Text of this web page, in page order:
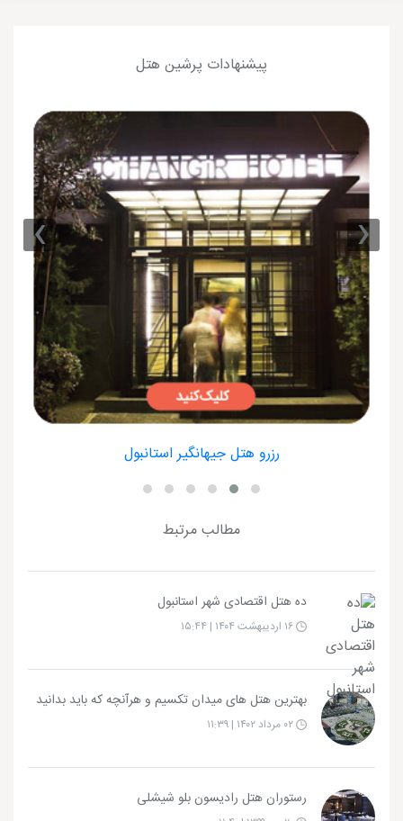
پیشنهادات پرشین هتل
رزرو هتل جیهانگیر استانبول
‹
›
مطالب مرتبط
ده هتل اقتصادی شهر استانبول
بهترین هتل های میدان تکسیم و هرآنچه که باید بدانید
رستوران هتل رادیسون بلو شیشلی